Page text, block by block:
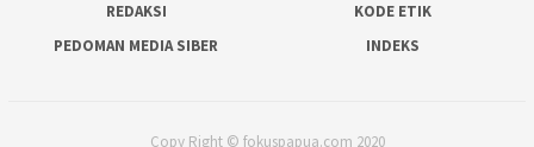
REDAKSI
KODE ETIK
PEDOMAN MEDIA SIBER
INDEKS
Copy Right © fokuspapua.com 2020